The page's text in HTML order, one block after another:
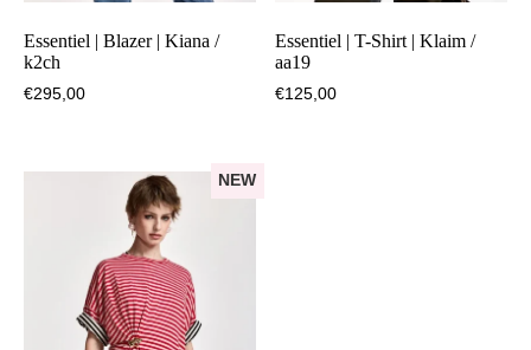
Essentiel | Blazer | Kiana /
k2ch
€295,00
Essentiel | T-Shirt | Klaim /
aa19
€125,00
NEW